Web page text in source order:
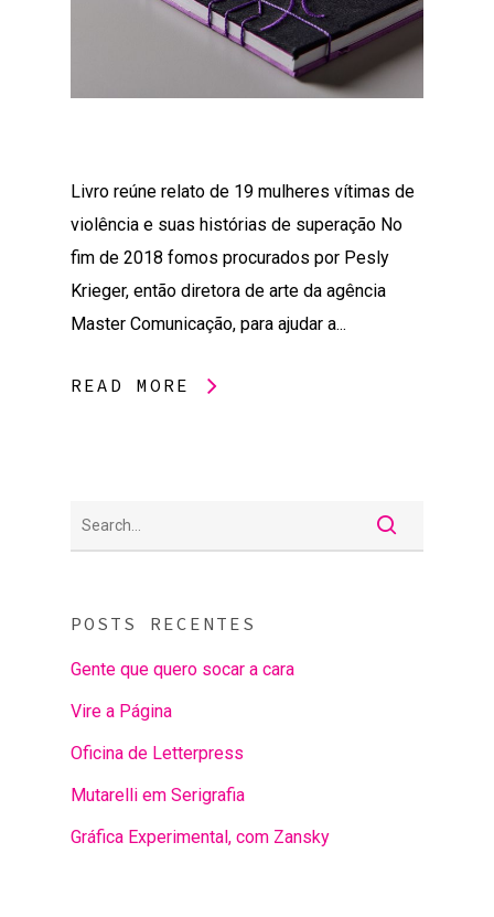
Livro reúne relato de 19 mulheres vítimas de
violência e suas histórias de superação No
fim de 2018 fomos procurados por Pesly
Krieger, então diretora de arte da agência
Master Comunicação, para ajudar a...
READ MORE
POSTS RECENTES
Gente que quero socar a cara
Vire a Página
Oficina de Letterpress
Mutarelli em Serigrafia
Gráfica Experimental, com Zansky